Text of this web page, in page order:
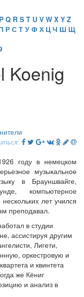
P Q R S T U V W X Y Z
Р С Т У Ф Х Ц Ч Ш Щ
Koenig
году в немецком
музыкальное
в Брауншвайге,
компьютерное
лет учился
преподавал.
в студии
ассистируя другим
Лигети,
оркестровую и
и квинтета
же Кёниг
и анализ в